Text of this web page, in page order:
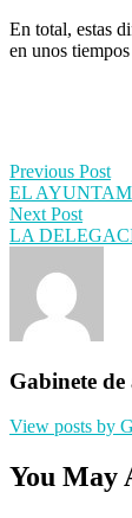
En total, estas
en unos
Post
Previous Post
EL
Next Post
LA
Gabinete
View posts by
You May